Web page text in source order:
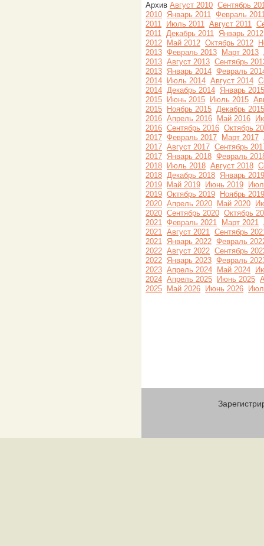
Архив Август 2010 Сентябрь
2010 Январь 2011 Февраль
2011
Июль 2011 Август 2011
2011 Декабрь 2011 Январь 2012
2012
Май 2012 Октябрь 2012
2013 Февраль 2013 Март 2013
2013 Август 2013 Сентябрь
2013 Январь 2014 Февраль
2014
Июль 2014 Август 2014
2014 Декабрь 2014 Январь 2015
2015
Июнь 2015 Июль 2015
2015
Ноябрь 2015 Декабрь 2015
2016 Апрель 2016 Май 2016
2016 Сентябрь 2016 Октябрь
2017 Февраль 2017 Март 2017
2017 Август 2017 Сентябрь
2017 Январь 2018 Февраль
2018
Июль 2018 Август 2018
2018 Декабрь 2018 Январь 2019
2019
Май 2019 Июнь 2019
2019 Октябрь 2019
Ноябрь 2019
2020 Апрель 2020 Май 2020
2020 Сентябрь 2020 Октябрь
2021 Февраль 2021 Март 2021
2021 Август 2021 Сентябрь
2021 Январь 2022 Февраль
2022 Август 2022 Сентябрь
2022 Январь 2023 Февраль
2023 Апрель 2024 Май 2024
2024 Апрель 2025 Июнь 2025
2025
Май 2026 Июнь 2026